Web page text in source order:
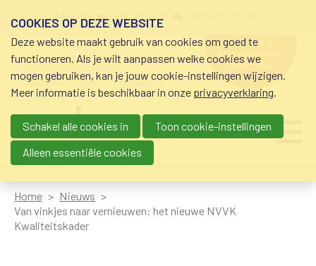
schuldhulp • sociaal krediet •
budgetbeheer • beschermingsbewind
hulp nodig
bij geldzorgen?
0800-8115.nl
Main navigation
Home
Nieuws
Van vinkjes naar vernieuwen: het nieuwe NVVK
Kwaliteitskader
COOKIES OP DEZE WEBSITE
Deze website maakt gebruik van cookies om goed te
functioneren. Als je wilt aanpassen welke cookies we
mogen gebruiken, kan je jouw cookie-instellingen wijzigen.
Meer informatie is beschikbaar in onze privacyverklaring.
Schakel alle cookies in
Toon cookie-instellingen
Alleen essentiële cookies